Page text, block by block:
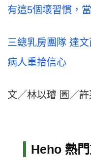
有這5個壞習慣，
三總乳房團隊 達
病人重拾信心
文／林以璿 圖／許
Heho 熱